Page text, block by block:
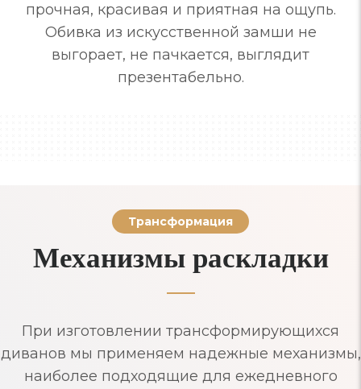
прочная, красивая и приятная на ощупь.
Обивка из искусственной замши не
выгорает, не пачкается, выглядит
презентабельно.
Трансформация
Механизмы раскладки
При изготовлении трансформирующихся
диванов мы применяем надежные механизмы,
наиболее подходящие для ежедневного